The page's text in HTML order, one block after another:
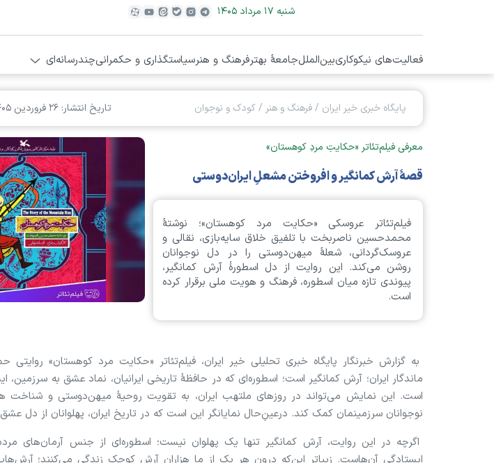
شنبه ۱۷ مرداد ۱۴۰۵
فعالیت‌های نیکوکاریبین‌المللجامعۀ بهترفرهنگ و هنرسیاستگذاری و حکمرانیچندرسانه‌ای
پایگاه خبری خیر ایران /فرهنگ و هنر /کودک و نوجوان تاریخ انتشار: ۲۶ فروردين ۱۴۰۵
معرفی فیلم‌تئاتر «حکایتِ مردِ کوهستان»
قصهٔ آرش کمانگیر و افروختن مشعلِ ایران‌دوستی
فیلم‌تئاتر عروسکی «حکایت مرد کوهستان»؛ نوشتهٔ
محمدحسین ناصربخت با تلفیق خلاق سایه‌بازی، نقالی و
عروسک‌گردانی، شعلهٔ میهن‌دوستی را در دل نوجوانان
روشن می‌کند. این روایت از دل اسطورهٔ آرش کمانگیر،
پیوندی تازه میان اسطوره، فرهنگ و هویت ملی برقرار کرده
است.
به گزارش خبرنگار پایگاه خبری تحلیلی خیر ایران، فیلم‌تئاتر «حکایت مرد کوهستان» روایتی
ماندگار ایران؛ آرش کمانگیر است؛ اسطوره‌ای که در حافظهٔ تاریخی ایرانیان، نماد عشق به سرزمین،
است. این نمایش می‌تواند در روزهای ملتهب ایران، به تقویت روحیهٔ میهن‌دوستی و شناخت
نوجوانان سرزمینمان کمک کند. درعینِ‌حال نمایانگر این است که در تاریخ ایران، پهلوانان از دل عشق
اگرچه در این روایت، آرش کمانگیر تنها یک پهلوان نیست؛ اسطوره‌ای از جنس آرمان‌های مردم